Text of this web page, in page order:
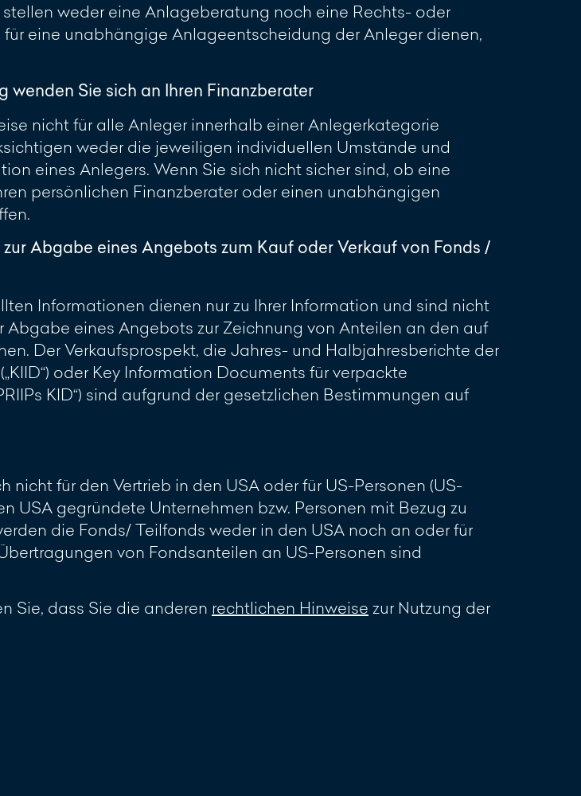
weder eine Anlageberatung noch eine Rechts- oder
eine unabhängige Anlageentscheidung der Anleger dienen,
Sie sich an Ihren Finanzberater
nicht für alle Anleger innerhalb einer Anlegerkategorie
weder die jeweiligen individuellen Umstände und
eines Anlegers. Wenn Sie sich nicht sicher sind, ob eine
persönlichen Finanzberater oder einen unabhängigen
Abgabe eines Angebots zum Kauf oder Verkauf von Fonds /
Informationen dienen nur zu Ihrer Information und sind nicht
eines Angebots zur Zeichnung von Anteilen an den auf
Der Verkaufsprospekt, die Jahres- und Halbjahresberichte der
oder Key Information Documents für verpackte
KID“) sind aufgrund der gesetzlichen Bestimmungen auf
für den Vertrieb in den USA oder für US-Personen (US-
USA gegründete Unternehmen bzw. Personen mit Bezug zu
die Fonds/ Teilfonds weder in den USA noch an oder für
von Fondsanteilen an US-Personen sind
Sie, dass Sie die anderen rechtlichen Hinweise zur Nutzung der